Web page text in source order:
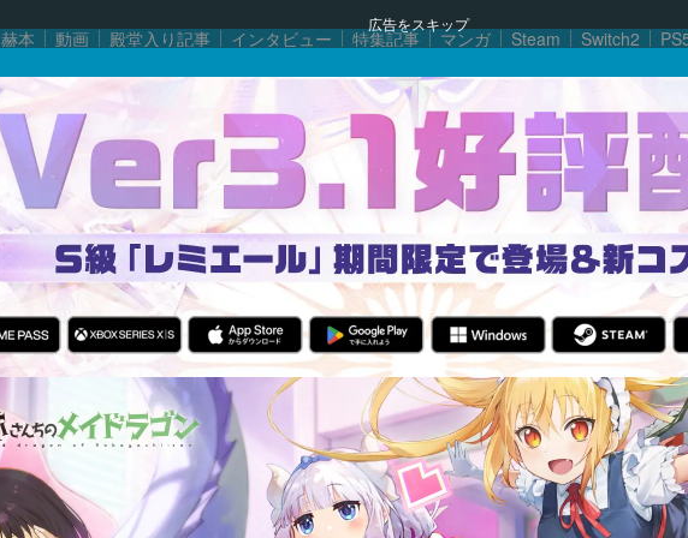
広告をスキップ
赫本 動画 殿堂入り記事 インタビュー 特集記事 マンガ Steam Switch2